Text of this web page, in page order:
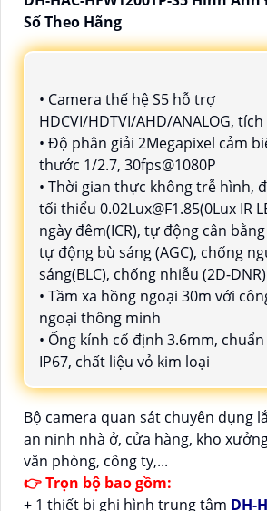
Số Theo Hãng
• Camera thế hệ S5 hỗ trợ
HDCVI/HDTVI/AHD/ANALOG,
• Độ phân giải 2Megapixel cảm
thước 1/2.7, 30fps@1080P
• Thời gian thực không trễ hình,
tối thiểu 0.02Lux@F1.85(0Lux IR
ngày đêm(ICR), tự động cân
tự động bù sáng (AGC), chống
sáng(BLC), chống nhiễu (2D-
• Tầm xa hồng ngoại 30m với
ngoại thông minh
• Ống kính cố định 3.6mm,
IP67, chất liệu vỏ kim loại
Bộ camera quan sát chuyên dụng
an ninh nhà ở, cửa hàng, kho
văn phòng, công ty,...
👉 Trọn bộ bao gồm:
+ 1 thiết bị ghi hình trung tâm DH-